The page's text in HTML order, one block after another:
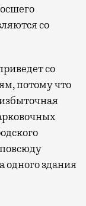
со
со
потому что
одного здания